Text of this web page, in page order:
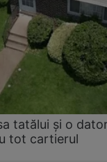
tatălui și o
tot cartierul